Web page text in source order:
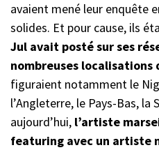
avaient mené leur enquête
solides. Et pour cause, ils
Jul avait posté sur ses
nombreuses localisations
figuraient notamment le
l’Angleterre, le Pays-Bas, la
aujourd’hui, l’artiste
featuring avec un artiste